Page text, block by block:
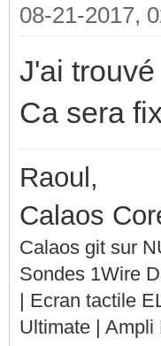
08-21-2017,
J'ai
Ca sera
Raoul,
Calaos
Calaos git sur
Sondes 1Wire
| Ecran tactile
Ultimate |